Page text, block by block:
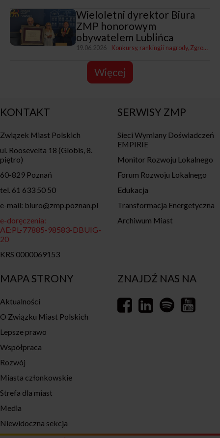
Wieloletni dyrektor Biura
ZMP honorowym
obywatelem Lublińca
19.06.2026 Konkursy, rankingi i nagrody Zgromadzenia i Zarządy ZMP
Więcej
MAPA STRONY
Aktualności
O Związku Miast Polskich
Lepsze prawo
Współpraca
Rozwój
Miasta członkowskie
Strefa dla miast
Media
Niewidoczna sekcja
KONTAKT
Związek Miast Polskich
ul. Roosevelta 18 (Globis, 8.
piętro)
60-829 Poznań
tel. 61 633 50 50
e-mail: biuro@zmp.poznan.pl
e-doręczenia:
AE:PL-77885-98583-DBUIG-
20
KRS 0000069153
SERWISY ZMP
Sieci Wymiany Doświadczeń
EMPIRIE
Monitor Rozwoju Lokalnego
Forum Rozwoju Lokalnego
Edukacja
Transformacja Energetyczna
Archiwum Miast
ZNAJDŹ NAS NA